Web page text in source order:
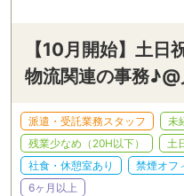
【10月開始】土
物流関連の事務
派遣・受託業務スタッフ 未
残業少なめ（20H以下）
土
社食・休憩室あり
禁煙オフ
6ヶ月以上